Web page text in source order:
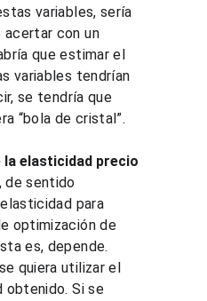
variables, sería
acertar con un
que estimar el
variables tendrían
se tendría que
“bola de cristal”.
la elasticidad precio
de sentido
para
optimización de
es, depende.
quiera utilizar el
Si se